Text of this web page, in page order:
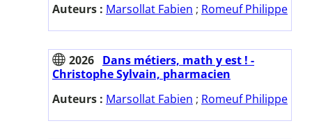
Auteurs : Marsollat Fabien ; Romeuf Philippe
2026 Dans métiers, math y est ! -
Christophe Sylvain, pharmacien
Auteurs : Marsollat Fabien ; Romeuf Philippe